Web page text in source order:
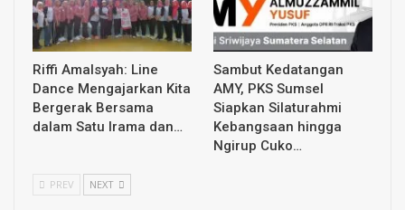
Riffi Amalsyah: Line
Dance Mengajarkan Kita
Bergerak Bersama
dalam Satu Irama dan…
Sambut Kedatangan
AMY, PKS Sumsel
Siapkan Silaturahmi
Kebangsaan hingga
Ngirup Cuko…
PREV NEXT